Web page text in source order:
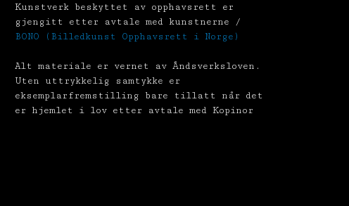
Kunstverk beskyttet av opphavsrett er
gjengitt etter avtale med kunstnerne /
BONO (Billedkunst Opphavsrett i Norge)
Alt materiale er vernet av Åndsverksloven.
Uten uttrykkelig samtykke er
eksemplarfremstilling bare tillatt når det
er hjemlet i lov etter avtale med Kopinor